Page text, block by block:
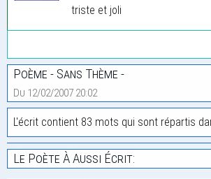
triste et joli
Poème - Sans Thème -
Du 12/02/2007 20:02
L'écrit contient 83 mots qui sont répartis
Le Poète À Aussi Écrit: